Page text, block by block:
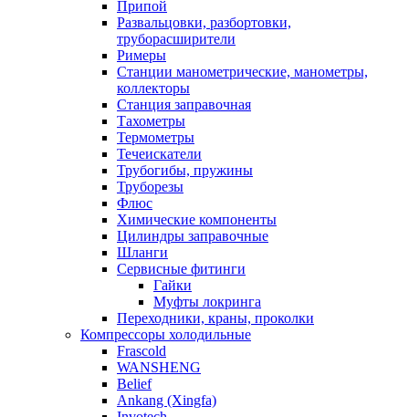
Припой
Развальцовки, разбортовки,
труборасширители
Римеры
Станции манометрические, манометры,
коллекторы
Станция заправочная
Тахометры
Термометры
Течеискатели
Трубогибы, пружины
Труборезы
Флюс
Химические компоненты
Цилиндры заправочные
Шланги
Сервисные фитинги
Гайки
Муфты локринга
Переходники, краны, проколки
Компрессоры холодильные
Frascold
WANSHENG
Belief
Ankang (Xingfa)